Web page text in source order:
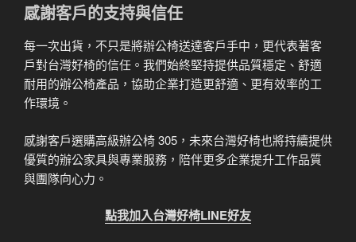
感謝客戶的支持與信任
每一次出貨，不只是將辦公椅送達客戶手中，更代表著客
戶對台灣好椅的信任。我們始終堅持提供品質穩定、舒適
耐用的辦公椅產品，協助企業打造更舒適、更有效率的工
作環境。
感謝客戶選購高級辦公椅 305，未來台灣好椅也將持續提供
優質的辦公家具與專業服務，陪伴更多企業提升工作品質
與團隊向心力。
點我加入台灣好椅LINE好友